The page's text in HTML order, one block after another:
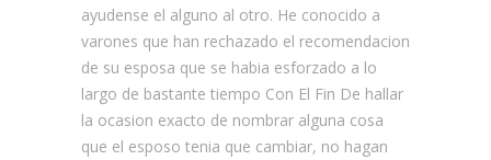
ayudense el alguno al otro. He conocido a
varones que han rechazado el recomendacion
de su esposa que se habia esforzado a lo
largo de bastante tiempo Con El Fin De hallar
la ocasion exacto de nombrar alguna cosa
que el esposo tenia que cambiar, no hagan